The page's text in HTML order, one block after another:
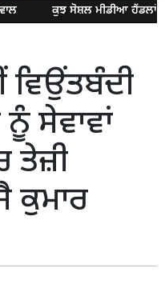
ਕੁਝ ਸੋਸ਼ਲ ਮੀਡੀਆ ਹੈਂਡਲਾਂ
ਵਿਉਂਤਬੰਦੀ
ਸੇਵਾਵਾਂ
ਤੇਜ਼ੀ
ਕੁਮਾਰ